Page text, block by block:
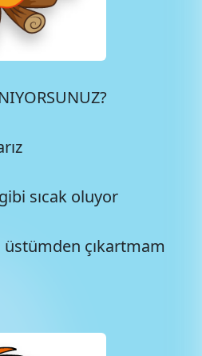
sıcak oluyor
üstümden çıkartmam